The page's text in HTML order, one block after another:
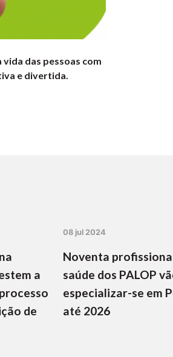
das pessoas com
e divertida.
a
de
08 jul 2024
Noventa
saúde dos PALOP
especializar-se em
até 2026